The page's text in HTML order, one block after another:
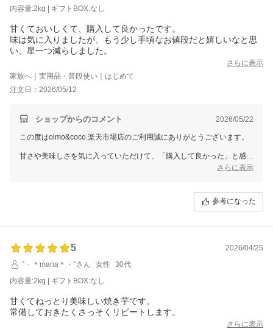
内容量:2kg | ギフトBOX:なし
甘くておいしくて、購入して良かったです。
味は気に入りましたが、もう少し手頃なお値段だと嬉しいなと思
い、星一つ減らしました。
さらに表示
家族へ｜実用品・普段使い｜はじめて
注文日：2026/05/12
ショップからのコメント 2026/05/22
この度はoimo&coco.楽天市場店のご利用誠にありがとうございます。
甘さや美味しさを気に入っていただけて、「購入して良かった」と感じ
いただいたお声を励みに、これからもご満足いただける商品をお届けで
さらに表示
参考になった
5
2026/04/25
°・＊mana＊・°さん
女性
30代
内容量:2kg | ギフトBOX:なし
甘くてねっとり美味しい焼き芋です。
常備しておきたくさっそくリピートします。
さらに表示